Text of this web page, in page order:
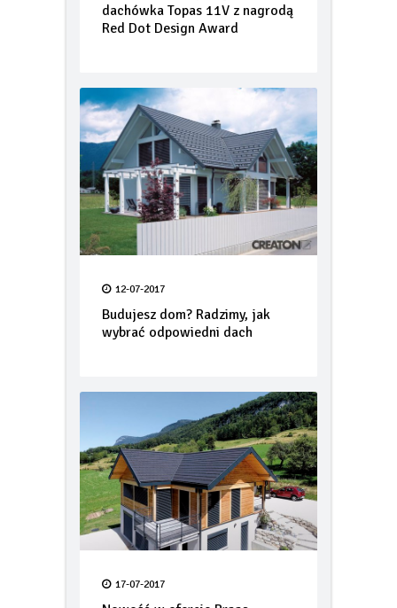
Ponadczasowe pokrycie:
dachówka Topas 11V z nagrodą
12-07-2017
Budujesz dom? Radzimy, jak
17-07-2017